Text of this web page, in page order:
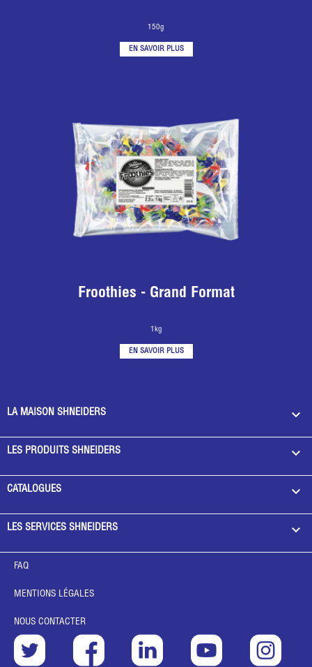
150g
EN SAVOIR PLUS
Froothies - Grand Format
1kg
EN SAVOIR PLUS
LA MAISON SHNEIDERS 
LES PRODUITS SHNEIDERS 
CATALOGUES 
LES SERVICES SHNEIDERS 
FAQ
MENTIONS LÉGALES
NOUS CONTACTER